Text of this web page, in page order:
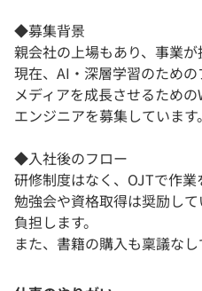
◆募集背景
親会社の上場もあり、事業が
現在、AI・深層学習のため
メディアを成長させるため
エンジニアを募集しています。
◆入社後のフロー
研修制度はなく、OJTで作業
勉強会や資格取得は奨励し
負担します。
また、書籍の購入も稟議なし